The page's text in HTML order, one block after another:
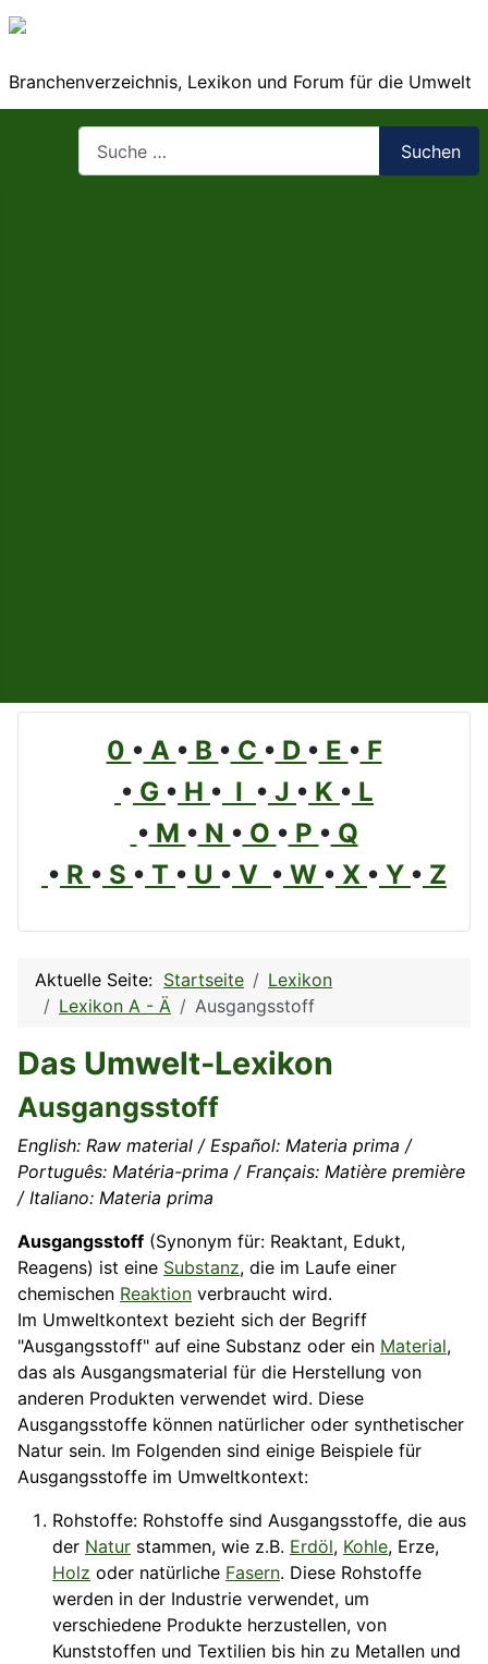
Branchenverzeichnis, Lexikon und Forum für die Umwelt
Suchen
0 • A • B • C • D • E • F
• G • H • I • J • K • L
• M • N • O • P • Q
• R • S • T • U • V • W • X • Y • Z
Aktuelle Seite: Startseite
Lexikon
Lexikon A - Ä
Ausgangsstoff
Das Umwelt-Lexikon
Ausgangsstoff
English: Raw material / Español: Materia prima /
Português: Matéria-prima / Français: Matière première
/ Italiano: Materia prima
Ausgangsstoff (Synonym für: Reaktant, Edukt,
Reagens) ist eine Substanz, die im Laufe einer
chemischen Reaktion verbraucht wird.
Im Umweltkontext bezieht sich der Begriff
"Ausgangsstoff" auf eine Substanz oder ein Material,
das als Ausgangsmaterial für die Herstellung von
anderen Produkten verwendet wird. Diese
Ausgangsstoffe können natürlicher oder synthetischer
Natur sein. Im Folgenden sind einige Beispiele für
Ausgangsstoffe im Umweltkontext:
Rohstoffe: Rohstoffe sind Ausgangsstoffe, die aus
der Natur stammen, wie z.B. Erdöl, Kohle, Erze,
Holz oder natürliche Fasern. Diese Rohstoffe
werden in der Industrie verwendet, um
verschiedene Produkte herzustellen, von
Kunststoffen und Textilien bis hin zu Metallen und